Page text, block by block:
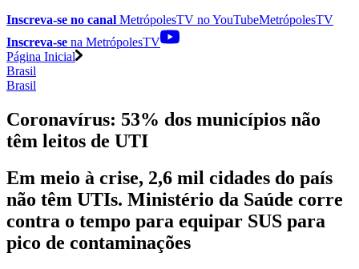
Inscreva-se no canal MetrópolesTV noYouTubeMetrópolesTV
Inscreva-se na MetrópolesTV
Página Inicial
Brasil
Brasil
Coronavírus: 53% dos municípios não
têm leitos de UTI
Em meio à crise, 2,6 mil cidades do país
não têm UTIs. Ministério da Saúde corre
contra o tempo para equipar SUS para
pico de contaminações